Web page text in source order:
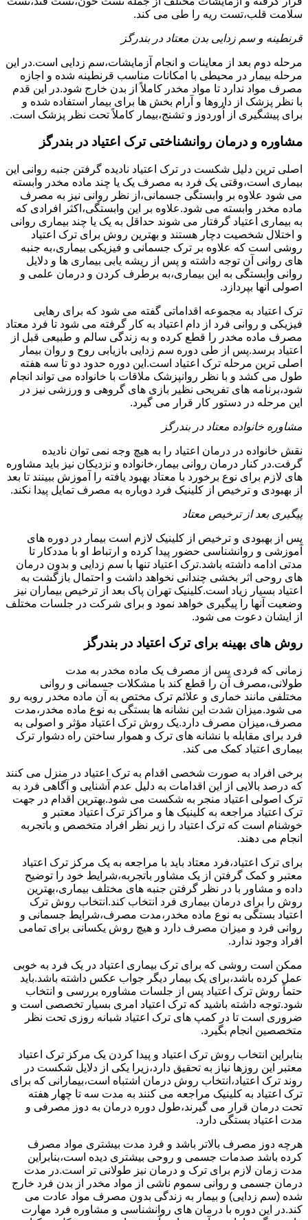
سلامت قلب،تست ریه را طی می کند.
قرنطینه و سم زدایی بدن معتاد در بندرگز
مرحله دوم بعد از معاینات و انجام آزمایشات،سم زدایی است.در این
مرحله بیمار در محیطی با امکانات مناسب قرنطینه شده و اجازه
مصرف مواد ندارد تا مواد مخدر کاملاً از بدن خارج شود.در این قدم
با نظر پزشک از داروها و آرام بخش ها برای بیمار استفاده شده و
برای پیشگیری از اُوردوز و تشنج،بیمار کاملاً تحت نظر پزشک است.
مشاوره و درمان روانشناختی ترک اعتیاد در بندرگز
اصلی ترین دلیل شکست در ترک اعتیاد نادیده گرفتن جنبه روانی این
بیماری است،وقتی یک فرد به مصرف یک یا چند ماده مخدر وابسته
می شود علاوه بر وابستگی جسمانی،از نظر روانی نیز به مصرف
ماده مخدر وابسته می شود.علاوه بر این وابستگی،اکثر افرادی که
به بیماری اعتیاد گرفتار می شوند حداقل به یک یا چند بیماری روانی
و اختلال شخصیت دچار هستند و بهترین روش برای ترک اعتیاد
روشی است که علاوه بر ترک جسمانی و فیزیکی بیماری،به جنبه
های روانی آن توجه داشته و پس از ریشه یابی بیماری ها و دلایل
روانی وابستگی به این بیماری،به برطرف کردن و درمان علمی و
اصولی آنها بپردازد.
ترک اعتیاد به مجموعه اقداماتی گفته می شود که برای رهایی
فیزیکی و روانی فرد از دام اعتیاد به کار گرفته می شود تا فرد معتاد
مصرف ماده مخدر را قطع کرده و به زندگی سالم و طبیعی قبل از
اعتیاد برسد.پس از طی دوره سم زدایی بازیابی روح و روان بیمار
اصلی ترین مرحله ترک اعتیاد است.این دوره حدود دو تا سه هفته
طول می کشد و با نظر روانپزشک ملاقات با خانواده می تواند انجام
شود،برنامه های تفریحی نظیر بازی های گروهی و ورزشی نیز در
این مرحله در دستور کار قرار می گیرد.
مشاوره خانواده معتاد در بندرگز
نقش خانواده در درمان اعتیاد را به هیچ وجه نمی توان نادیده
گرفت.در کنار درمان روانی بیمار،خانواده و نزدیکان نیز باید مشاوره
های لازم برای نوع برخورد با معتاد بهبود یافته را آموزش ببینند تا بعد
از بهبودی و ترخیص از کلینیک فرد دوباره به مصرف تمایل پیدا نکند.
پیگیری بعد از ترخیص معتاد
پس از بهبودی و ترخیص از کلینیک لازم است بیمار در دوره های
آموزشی و روانشناسی حضور پیدا کرده و ارتباط او با مددکار تا
مدتی ادامه داشته باشد.ترک اعتیاد تنها با سم زدایی و بدون درمان
های روحی اثر بخشی چندانی نخواهد داشت و احتمال بازگشت به
اعتیاد بسیار زیاد است.کلینیک تهران پاک بعد از ترخیص بیماران نیز
وضعیت آنها را پیگیری خواهد نمود و برای شرکت در جلسات مختلف
از ایشان دعوت می شود.
روش های بهینه برای ترک اعتیاد در بندرگز
زمانی که فردی پس از مصرف یک ماده مخدر به مدت
طولانی،مصرف آن را قطع کند با مشکلات جسمانی و روانی
مختلفی مانند خماری و علائم ترک مختص به آن ماده مخدر روبه رو
می شود.میزان شدت این نشانه ها بستگی به نوع ماده مخدر،مدت
مصرف،میزان مصرف دارد.یک روش ترک اعتیاد مؤثر و اصولی به
فرد برای مقابله با نشانه های ترک و هموار ساختن راه دشوار ترک
بیماری اعتیاد کمک می کند.
برخی افراد به صورت شخصی اقدام به ترک اعتیاد در منزل می کنند
که درصد بالایی از این اقدامات به دلیل عدم آشنایی و آگاهی فرد به
ترک اصولی اعتیاد منجر به شکست می شود.بهترین اقدام در جهت
ترک اعتیاد مراجعه به کلینیک ها و مراکز ترک اعتیاد معتبر و
خوشنام است که ترک اعتیاد را زیر نظر افراد متخصص و باتجربه
انجام می دهند.
برای ترک اعتیاد،فرد معتاد باید با مراجعه به یک مرکز ترک اعتیاد
معتبر و کمک گرفتن از یک مشاور باتجربه،شرایط خود را توضیح
داده و مشاور با در نظر گرفتن جنبه های مختلف بیماری،بهترین
روش را برای درمان بیماری فرد انتخاب کند.انتخاب روش ترک
اعتیاد بستگی به نوع ماده مخدر،مدت مصرف،شرایط جسمانی و
روانی فرد و میزان مصرف دارد و هیچ روش یکسانی برای تمامی
افراد وجود ندارد.
ممکن است روشی که برای ترک بیماری اعتیاد در یک فرد به خوبی
عمل کرده باشد،برای یک بیمار دیگر جواب عکس داشته باشد.باید
حتماً روش ترک اعتیاد پس از جلسات مشاوره بررسی و انتخاب
شود.توجه داشته باشید که ترک اعتیاد امری بسیار تخصصی است و
ضروری است تا در کمپ های ترک اعتیاد شبانه روزی تحت نظر
متخصصین انجام بگیرد.
بنابراین انتخاب روش ترک اعتیاد و پیدا کردن یک مرکز ترک اعتیاد
معتبر این روزها نیاز به تحقیق دارد،زیرا یکی از دلایل شکست در
روند ترک اعتیاد،انتخاب روش درمان اشتباه است،بیمارانی که برای
ترک اعتیاد به کلینیک مراجعه می کنند به مدت سه تا چهار هفته
تحت درمان قرار می گیرند،طول دوره درمان به دوز مصرفی و
مدت اعتیاد بستگی دارد.
هرچه دوز مصرف بالاتر باشد و فرد مدت بیشتری مواد مصرف
کرده باشد صدمات جسمی و روحی بیشتری دیده است،بنابراین
مدت زمان لازم برای ترک و درمان نیز طولانی تر است.در مدت
درمان جسمی و روانی سموم ناشی از مواد مخدر از بدن فرد خارج
شده (سم زدایی) و بیمار به زندگی بدون مصرف مواد عادت می
کند.در این دوره با درمان های روانشناسی و مشاوره فرد مهارت